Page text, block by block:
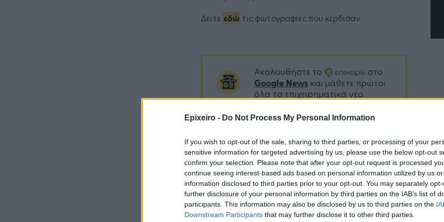
Epixeiro - Do Not Process My Personal Information
If you wish to opt-out of the sale, sharing to third parties, or processing of your
sensitive information for targeted advertising by us, please use the below opt-out
confirm your selection. Please note that after your opt-out request is processed
continue seeing interest-based ads based on personal information utilized by us
information disclosed to third parties prior to your opt-out. You may separately
further disclosure of your personal information by third parties on the IAB’s list of
participants. This information may also be disclosed by us to third parties on the
Downstream Participants that may further disclose it to other third parties.
Δείτε εδώ τις φωτογραφίες που κέρδισαν
Ακολουθήστε το στο
Google News και μάθετε πρώτοι
όλα τα επιχειρηματικά νέα
Δείτε όλες τις τελευταίες
επιχειρηματικέςΕιδήσειςαπό την
Ελλάδα και τον κόσμο στο